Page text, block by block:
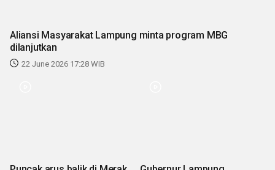
Aliansi Masyarakat Lampung minta program MBG
dilanjutkan
22 June 2026 17:28 WIB